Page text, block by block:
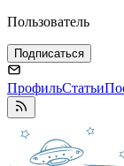
Пользователь
Подписаться
ПрофильСтатьи